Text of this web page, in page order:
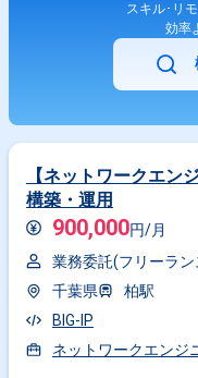
スキル･リ
効率
【ネットワークエン
構築・運用
900,000円/月
業務委託(フリーラン
千葉県
柏駅
BIG-IP
ネットワークエンジ